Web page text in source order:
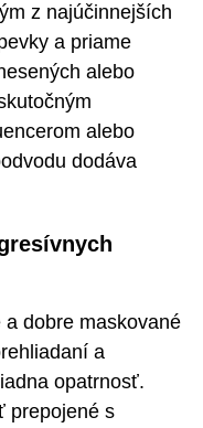
z najúčinnejších
a priame
alebo
alebo
dodáva
dobre maskované
a
opatrnosť.
prepojené s